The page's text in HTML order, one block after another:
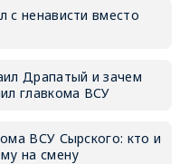
с ненависти вместо
Драпатый и зачем
главкома ВСУ
ВСУ Сырского: кто и
на смену